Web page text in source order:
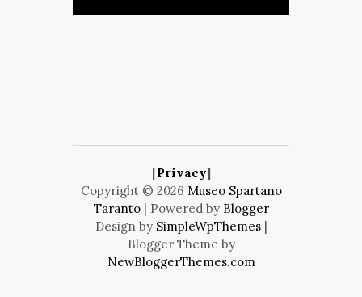
[Privacy]
Copyright © 2026 Museo Spartano
Taranto
| Powered by Blogger
Design by SimpleWpThemes|
Blogger Theme by
NewBloggerThemes.com